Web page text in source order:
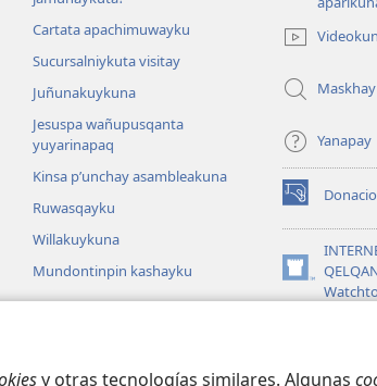
y otras tecnologías similares. Algunas
Cartata apachimuwayku
Sucursalniykuta visitay
Juñunakuykuna
Jesuspa wañupusqanta
yuyarinapaq
Kinsa p’unchay asambleakuna
Ruwasqayku
Willakuykuna
Mundontinpin kashayku
nueva
Maskhay
Yanapay
(abre
una
ventana)
(abre
una